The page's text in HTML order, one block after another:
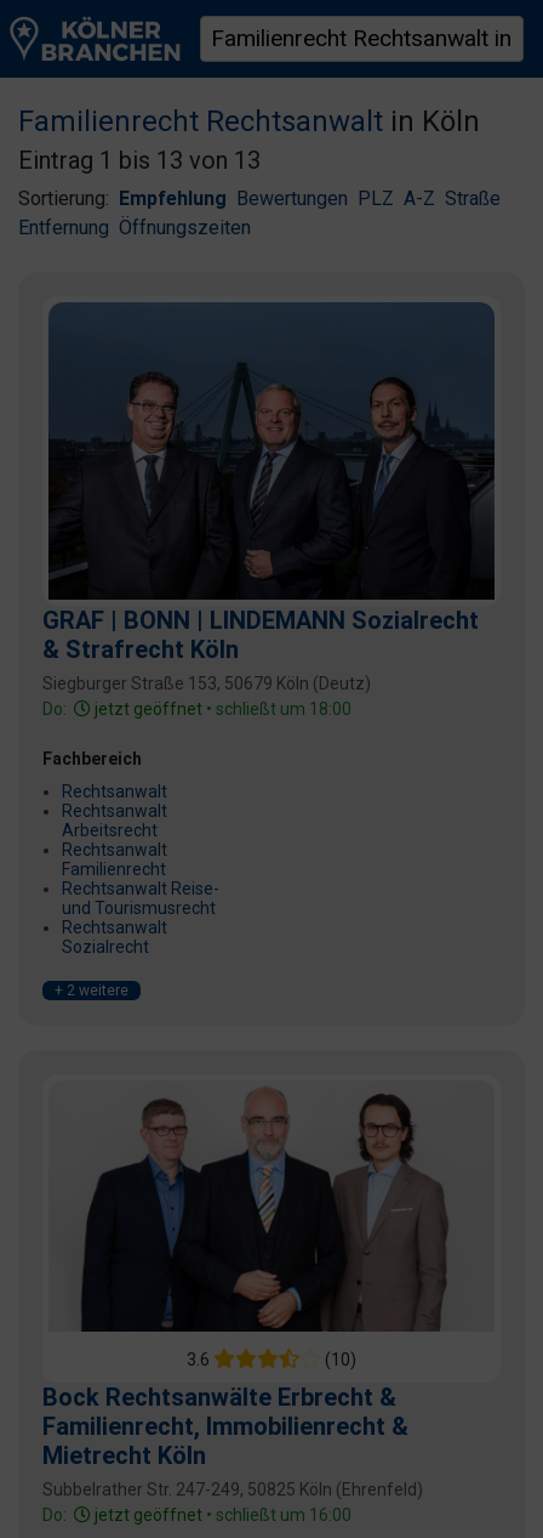
Familienrecht Rechtsanwalt in Köln
Eintrag 1 bis 13 von 13
Sortierung: Empfehlung Bewertungen PLZ A-Z Straße
Entfernung Öffnungszeiten
GRAF | BONN | LINDEMANN Sozialrecht
& Strafrecht Köln
Siegburger Straße 153, 50679 Köln (Deutz)
Do:
jetzt geöffnet • schließt um 18:00
Fachbereich
Rechtsanwalt
Rechtsanwalt
Arbeitsrecht
Rechtsanwalt
Familienrecht
Rechtsanwalt Reise-
und Tourismusrecht
Rechtsanwalt
Sozialrecht
+ 2 weitere
3.6 (10)
Bock Rechtsanwälte Erbrecht &
Familienrecht, Immobilienrecht &
Mietrecht Köln
Subbelrather Str. 247-249, 50825 Köln (Ehrenfeld)
Do:
jetzt geöffnet • schließt um 16:00